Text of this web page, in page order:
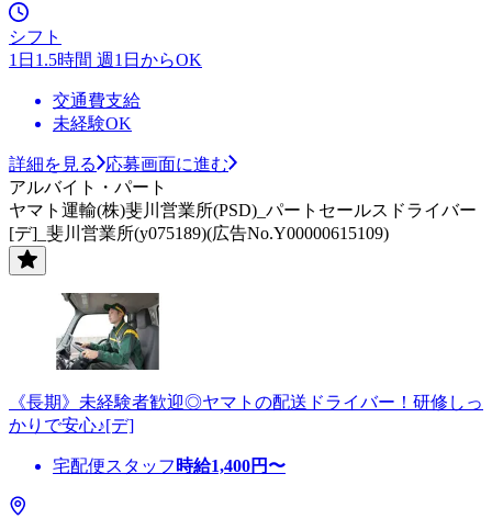
シフト
1日1.5時間 週1日からOK
交通費支給
未経験OK
詳細を見る
応募画面に進む
アルバイト・パート
ヤマト運輸(株)斐川営業所(PSD)_パートセールスドライバー
[デ]_斐川営業所(y075189)(広告No.Y00000615109)
《長期》未経験者歓迎◎ヤマトの配送ドライバー！研修しっ
かりで安心♪[デ]
宅配便スタッフ 時給1,400円〜